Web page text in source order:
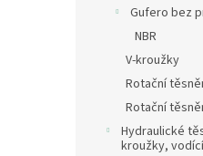
Gufero bez
NBR
V-kroužky
Rotační
Rotační
Hydraulické
kroužky,